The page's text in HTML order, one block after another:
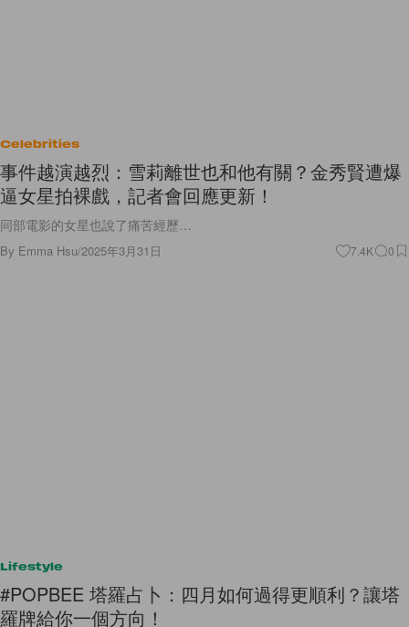
Celebrities
事件越演越烈：雪莉離世也和他有關？金秀賢遭爆
逼女星拍裸戲，記者會回應更新！
同部電影的女星也說了痛苦經歷…
By Emma Hsu/2025年3月31日 7.4K 0
Lifestyle
#POPBEE 塔羅占卜：四月如何過得更順利？讓塔
羅牌給你一個方向！